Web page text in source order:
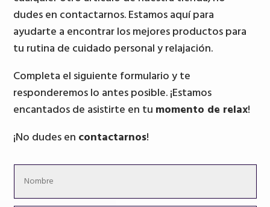
dudes en contactarnos. Estamos aquí para
ayudarte a encontrar los mejores productos para
tu rutina de cuidado personal y relajación.
Completa el siguiente formulario y te
responderemos lo antes posible. ¡Estamos
encantados de asistirte en tu momento de relax!
¡No dudes en contactarnos!